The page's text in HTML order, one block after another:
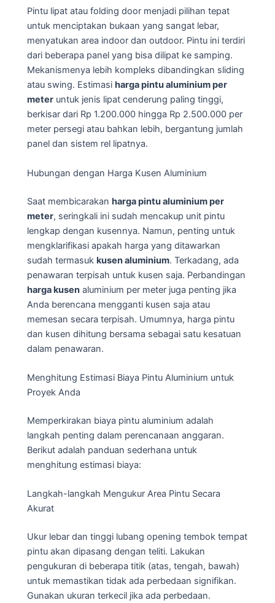
Pintu lipat atau folding door menjadi pilihan tepat
untuk menciptakan bukaan yang sangat lebar,
menyatukan area indoor dan outdoor. Pintu ini terdiri
dari beberapa panel yang bisa dilipat ke samping.
Mekanismenya lebih kompleks dibandingkan sliding
atau swing. Estimasi harga pintu aluminium per
meter untuk jenis lipat cenderung paling tinggi,
berkisar dari Rp 1.200.000 hingga Rp 2.500.000 per
meter persegi atau bahkan lebih, bergantung jumlah
panel dan sistem rel lipatnya.
Hubungan dengan Harga Kusen Aluminium
Saat membicarakan harga pintu aluminium per
meter, seringkali ini sudah mencakup unit pintu
lengkap dengan kusennya. Namun, penting untuk
mengklarifikasi apakah harga yang ditawarkan
sudah termasuk kusen aluminium. Terkadang, ada
penawaran terpisah untuk kusen saja. Perbandingan
harga kusen aluminium per meter juga penting jika
Anda berencana mengganti kusen saja atau
memesan secara terpisah. Umumnya, harga pintu
dan kusen dihitung bersama sebagai satu kesatuan
dalam penawaran.
Menghitung Estimasi Biaya Pintu Aluminium untuk
Proyek Anda
Memperkirakan biaya pintu aluminium adalah
langkah penting dalam perencanaan anggaran.
Berikut adalah panduan sederhana untuk
menghitung estimasi biaya:
Langkah-langkah Mengukur Area Pintu Secara
Akurat
Ukur lebar dan tinggi lubang opening tembok tempat
pintu akan dipasang dengan teliti. Lakukan
pengukuran di beberapa titik (atas, tengah, bawah)
untuk memastikan tidak ada perbedaan signifikan.
Gunakan ukuran terkecil jika ada perbedaan.